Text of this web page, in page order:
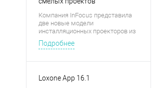
Компания InFocus представила
две новые модели
инсталляционных проекторов из
линейки Quantum Laser
Подробнее
Loxone App 16.1